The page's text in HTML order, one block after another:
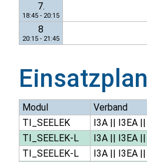
7.
18:45 - 20:15
8
20:15 - 21:45
Einsatzplan
Modul Verband
TI_SEELEK
I3A|| I3EA||
TI_SEELEK-L
I3A|| I3EA||
TI_SEELEK-L
I3A|| I3EA||